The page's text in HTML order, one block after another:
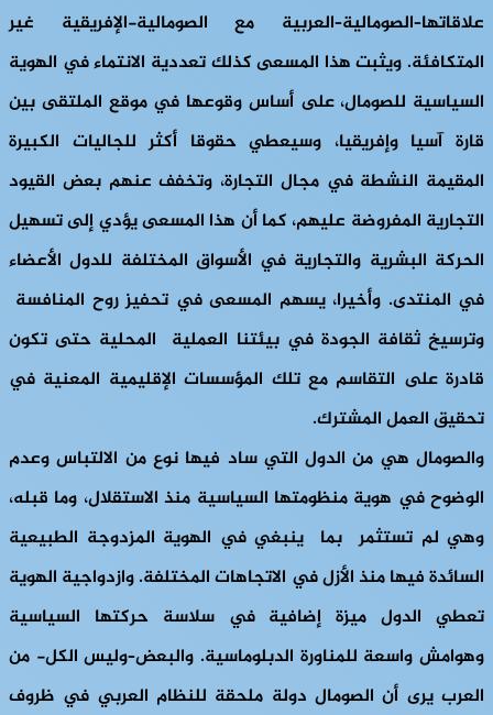
علاقاتها–الصومالية–العربية مع الصومالية-الإفريقية غير
المتكافئة. ويثبت هذا المسعى كذلك تعددية الانتماء في الهوية
السياسية للصومال، على أساس وقوعها في موقع الملتقى بين
قارة آسيا وإفريقيا، وسيعطي حقوقا أكثر للجاليات الكبيرة
المقيمة النشطة في مجال التجارة، وتخفف عنهم بعض القيود
التجارية المفروضة عليهم، كما أن هذا المسعى يؤدي إلى تسهيل
الحركة البشرية والتجارية في الأسواق المختلفة للدول الأعضاء
في المنتدى. وأخيرا، يسهم المسعى في تحفيز روح المنافسة
وترسيخ ثقافة الجودة في بيئتنا العملية المحلية حتى تكون
قادرة على التقاسم مع تلك المؤسسات الإقليمية المعنية في
تحقيق العمل المشترك.
والصومال هي من الدول التي ساد فيها نوع من الالتباس وعدم
الوضوح في هوية منظومتها السياسية منذ الاستقلال، وما قبله،
وهي لم تستثمر بما ينبغي في الهوية المزدوجة الطبيعية
السائدة فيها منذ الأزل في الاتجاهات المختلفة. وازدواجية الهوية
تعطي الدول ميزة إضافية في سلاسة حركتها السياسية
وهوامش واسعة للمناورة الدبلوماسية. والبعض–وليس الكل- من
العرب يرى أن الصومال دولة ملحقة للنظام العربي في ظروف